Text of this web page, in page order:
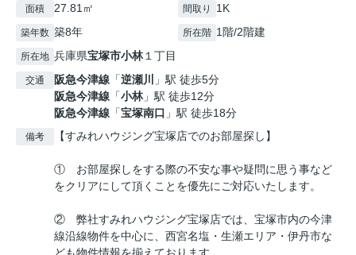
面積 27.81㎡ 間取り 1K
築年数 築8年 所在階 1階/2階建
所在地 兵庫県宝塚市小林１丁目
交通 阪急今津線 「逆瀬川
」駅 徒歩5分
阪急今津線 「小林」駅 徒歩12分
阪急今津線 「宝塚南口 」駅 徒歩18分
備考 【すみれハウジング宝塚店でのお部屋探し】
① お部屋探しをする際の不安な事や疑問に思う事など
をクリアにして頂くことを優先にご対応いたします。
② 弊社すみれハウジング宝塚店では、宝塚市内の今津
線沿線物件を中心に、西宮名塩・生瀬エリア・伊丹市な